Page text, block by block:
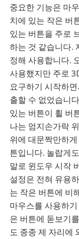
중요한 기능은 마
치에 있는 작은 버
있는 버튼을 주로
하는 것 같습니다.
정해 사용합니다.
사용했지만 주로
요구하기 시작하
출할 수 없었습니
있는 버튼이 휠 버
나는 엄지손가락
위에 대문짝만하
튼입니다. 놀랍게
말로 윈도우 시작
설정은 전혀 유용
는 작은 버튼에 비
마우스를 사용하
은 버튼에 돋보기
도 종종 제 자리에